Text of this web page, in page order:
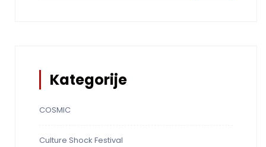
Kategorije
COSMIC
Culture Shock Festival